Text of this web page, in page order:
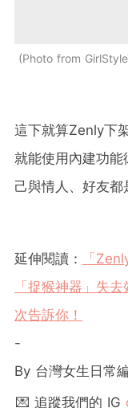
Photo from
這下就算Zenly下
就能使用內建功能
己與情人、好友都
延伸閱讀：
「
「捉猴神器」失
次告訴你！
-
By 台灣女生日常
💌 追蹤我們的 IG